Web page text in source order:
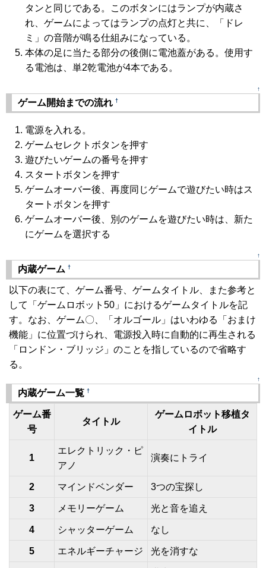
タンと同じである。このボタンにはランプが内蔵さ
れ、ゲームによってはランプの点灯と共に、「ドレ
ミ」の音階が鳴る仕組みになっている。
本体の足に当たる部分の後側に電池蓋がある。使用す
る電池は、単2乾電池が4本である。
↑
ゲーム開始までの流れ †
電源を入れる。
ゲームセレクトボタンを押す
遊びたいゲームの番号を押す
スタートボタンを押す
ゲームオーバー後、再度同じゲームで遊びたい時はス
タートボタンを押す
ゲームオーバー後、別のゲームを遊びたい時は、新た
にゲームを選択する
↑
内蔵ゲーム †
以下の表にて、ゲーム番号、ゲームタイトル、また参考と
して「ゲームロボット50」におけるゲームタイトルを記
す。なお、ゲーム〇、「オルゴール」はいわゆる「おまけ
機能」に位置づけられ、電源投入時に自動的に再生される
「ロンドン・ブリッジ」のことを指しているので省略す
る。
↑
内蔵ゲーム一覧 †
ゲーム番
号
タイトル
ゲームロボット移植タ
イトル
1
エレクトリック・ピ
アノ
演奏にトライ
2 マインドベンダー 3つの宝探し
3 メモリーゲーム 光と音を追え
4 シャッターゲーム なし
5 エネルギーチャージ 光を消すな